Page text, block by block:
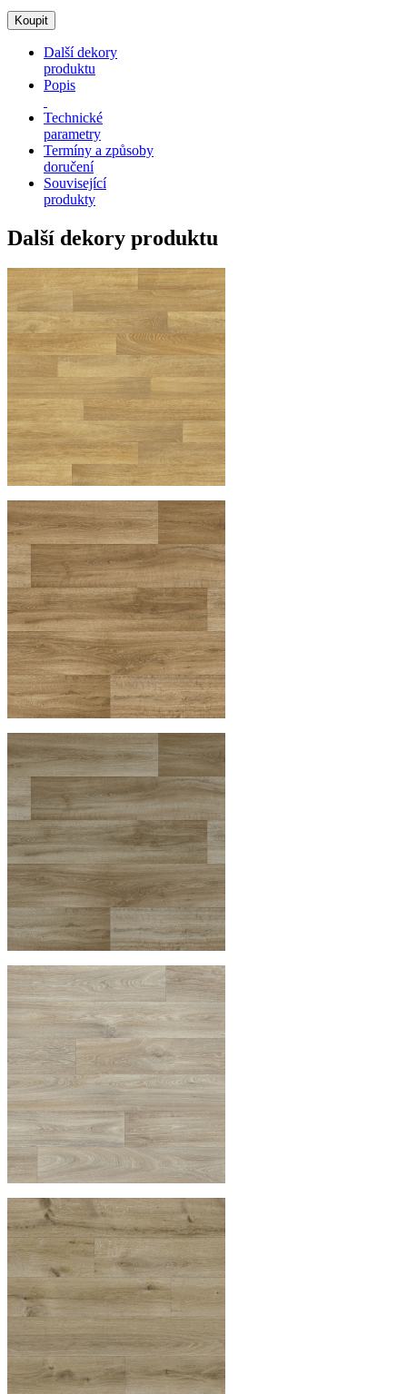
Další dekory
produktu
Popis
Technické
parametry
Termíny a způsoby
doručení
Související
produkty
Další dekory produktu